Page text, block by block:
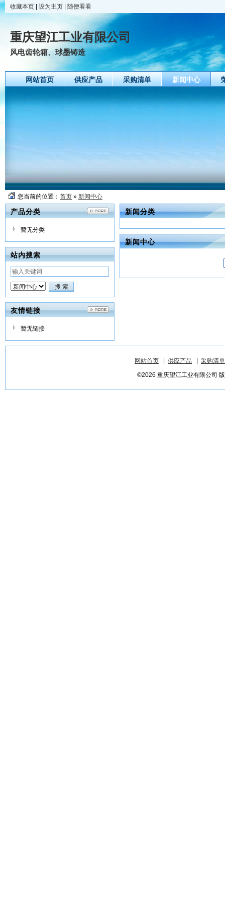
收藏本页 设为主页 随便看看
重庆望江工业有限公司
风电齿轮箱、球墨铸造
网站首页 供应产品 采购清单 新闻中心
您当前的位置： 首页 » 新闻中心
产品分类
暂无分类
站内搜索
友情链接
暂无链接
新闻分类
新闻中心
网站首页 供应产品
采购清单
©2026 重庆望江工业有限公司